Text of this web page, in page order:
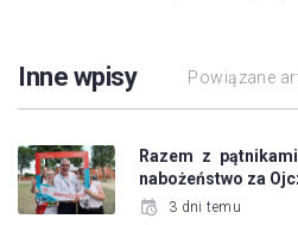
Inne wpisy Powiązane
Razem z
nabożeństwo za
3 dni temu